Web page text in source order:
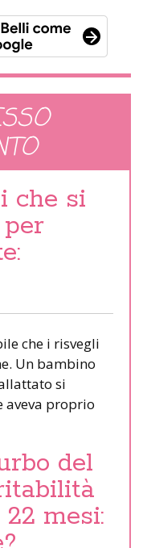
che si
che i risvegli
Un bambino
si
aveva proprio
del
mesi: